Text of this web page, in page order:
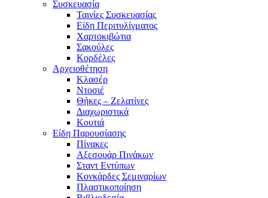
Συσκευασία
Ταινίες Συσκευασίας
Είδη Περιτυλίγματος
Χαρτοκιβώτια
Σακούλες
Κορδέλες
Αρχειοθέτηση
Κλασέρ
Ντοσιέ
Θήκες – Ζελατίνες
Διαχωριστικά
Κουτιά
Είδη Παρουσίασης
Πίνακες
Αξεσουάρ Πινάκων
Σταντ Εντύπων
Κονκάρδες Σεμιναρίων
Πλαστικοποίηση